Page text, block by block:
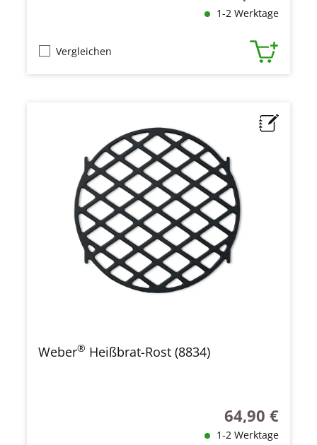
1-2 Werktage
Vergleichen
Weber® Heißbrat-Rost (8834)
Regulärer Preis:
64,90 €
1-2 Werktage